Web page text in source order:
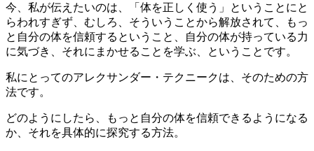
今、私が伝えたいのは、「体を正しく使う」ということにと
らわれすぎず、むしろ、そういうことから解放されて、もっ
と自分の体を信頼するということ、自分の体が持っている力
に気づき、それにまかせることを学ぶ、ということです。
私にとってのアレクサンダー・テクニークは、そのための方
法です。
どのようにしたら、もっと自分の体を信頼できるようになる
か、それを具体的に探究する方法。